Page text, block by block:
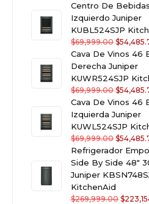
Centro De
Izquierdo Juniper
KUBL524SJP
$69,999.00 $
Cava De Vinos 46
Derecha Juniper
KUWR524SJP
$69,999.00 $
Cava De Vinos 46
Izquierda Juniper
KUWL524SJP
$69,999.00 $
Refrigerador
Side By Side 48"
Juniper
KitchenAid
$269,999.00 $